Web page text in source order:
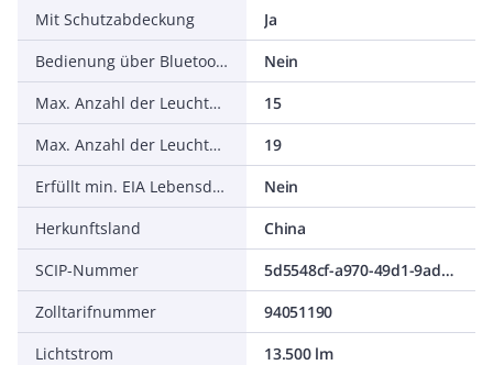
Mit Schutzabdeckung
Ja
Bedienung über Bluetooth
Nein
Max. Anzahl der Leuchten pro Leitungsschutzschalter B16
15
Max. Anzahl der Leuchten pro Leitungsschutzschalter C16
19
Erfüllt min. EIA Lebensdauerkriterium L90 (bei 50.000 h bei tq = 25 °C)
Nein
Herkunftsland
China
SCIP-Nummer
5d5548cf-a970-49d1-9ad3-7bdcaf86804e
Zolltarifnummer
94051190
Lichtstrom
13.500 lm